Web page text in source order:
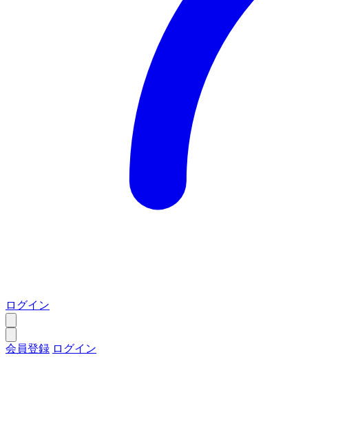
ログイン
会員登録 ログイン